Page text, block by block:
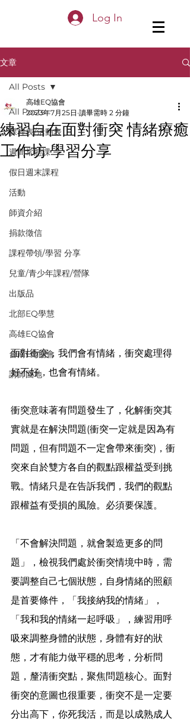
Log In
文章
All Posts
課程表/活動表
週間常態課
假日週末課程
活動
師資介紹
捐款徵信
課程帶領/學習 分享
兒童/青少年課程/營隊
出版品
北部EQ學慧
高雄EQ協會
台南EQ協會
講師園地
All Posts
練習自在面對衝突 情緒療癒
工作坊 學習分享
高雄EQ協會
2023年7月25日 讀畢需時 2 分鐘
面對衝突，我們會有情緒，衝突處理得
好不好，也會有情緒。
衝突意味著有問題發生了，化解衝突其
實就是在解決問題(衝突一定就是因為有
問題，但有問題不一定會帶來衝突)，衝
突來自於雙方各自的觀點跟權益受到挑
戰。情緒只是在告訴我們，我們的觀點
跟權益有受損的風險。必須要保護。
「不會解決問題，就會製造更多的問
題」，檢視我們處於衝突情境中時，需
要調整自己七個狀態，自身情緒的照顧
是首要條件，「我接納我的情緒」，
「我和我的情緒一起呼吸」，練習用呼
吸來調整身體的狀態，身體有好的狀
態，才有能力做平穩的思考，分析問
題，釐清衝突點，聚焦問題核心。面對
衝突的意圖也很重要，衝突不是一定要
分出高下，你死我活，而是以成熟成人